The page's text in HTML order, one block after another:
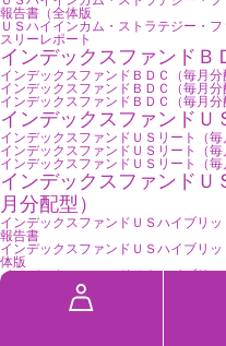
報告書（全体版
ＵＳハイインカム・ストラテジー・
スリーレポート
インデックスファンドＢ
インデックスファンドＢＤＣ（毎月
インデックスファンドＢＤＣ（毎月
インデックスファンドＢＤＣ（毎月
インデックスファンドＵ
インデックスファンドＵＳリート（
インデックスファンドＵＳリート（
インデックスファンドＵＳリート（
インデックスファンド
月分配型）
インデックスファンドＵＳハイブリ
報告書
インデックスファンドＵＳハイブリ
体版
インデックスファンドＵＳハイブリ
インデックスファンド欧